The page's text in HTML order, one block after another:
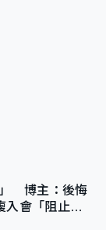
博主：後悔
會「阻止唔